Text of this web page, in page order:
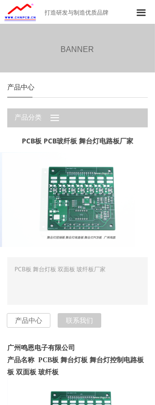
打造研发与制造优质品牌 끀
首页
新闻资讯
联系我们
BANNER
PCB板 舞台灯板 双面板 玻纤板厂家
广州鸣恩电子有限公司
产品名称 PCB板 舞台灯板 舞台灯控制电路板
板 双面板 玻纤板
产品中心 联系我们
产品中心
끀
产品分类
PCB板 PCB玻纤板 舞台灯电路板厂家